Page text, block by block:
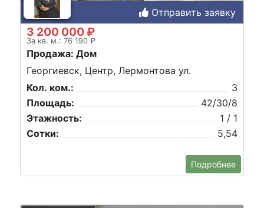
Отправить заявку
3 200 000 ₽
За кв. м.: 76 190 ₽
Продажа: Дом
Георгиевск, Центр, Лермонтова ул.
Кол. ком.:
3
Площадь:
42/30/8
Этажность:
1 / 1
Сотки:
5,54
Подробнее